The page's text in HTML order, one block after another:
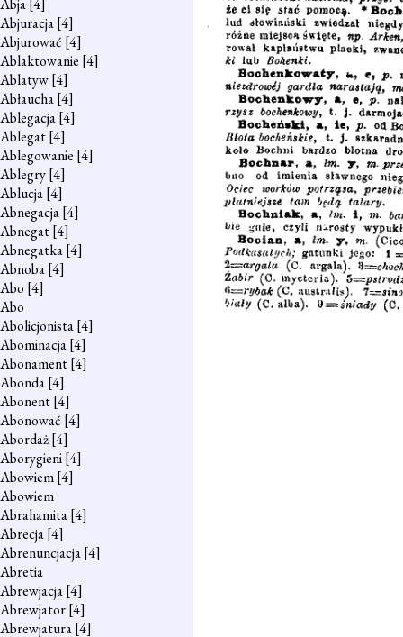
Abja[4]
Abjuracja[4]
Abjurować [4]
Ablaktowanie [4]
Ablatyw[4]
Abłaucha[4]
Ablegacja[4]
Ablegat[4]
Ablegowanie [4]
Ablegry[4]
Ablucja[4]
Abnegacja[4]
Abnegat[4]
Abnegatka[4]
Abnoba[4]
Abo [4]
Abo
Abolicjonista[4]
Abominacja[4]
Abonament[4]
Abonda[4]
Abonent[4]
Abonować [4]
Abordaż[4]
Aborygieni[4]
Abowiem[4]
Abowiem
Abrahamita[4]
Abrecja[4]
Abrenuncjacja[4]
Abretia
Abrewjacja[4]
Abrewjator[4]
Abrewjatura[4]